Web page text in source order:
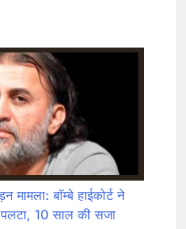
मामला: बॉम्बे हाईकोर्ट ने
10 साल की सजा